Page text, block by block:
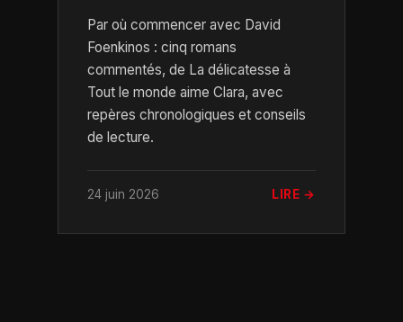
Par où commencer avec David
Foenkinos : cinq romans
commentés, de La délicatesse à
Tout le monde aime Clara, avec
repères chronologiques et conseils
de lecture.
24 juin 2026 LIRE →